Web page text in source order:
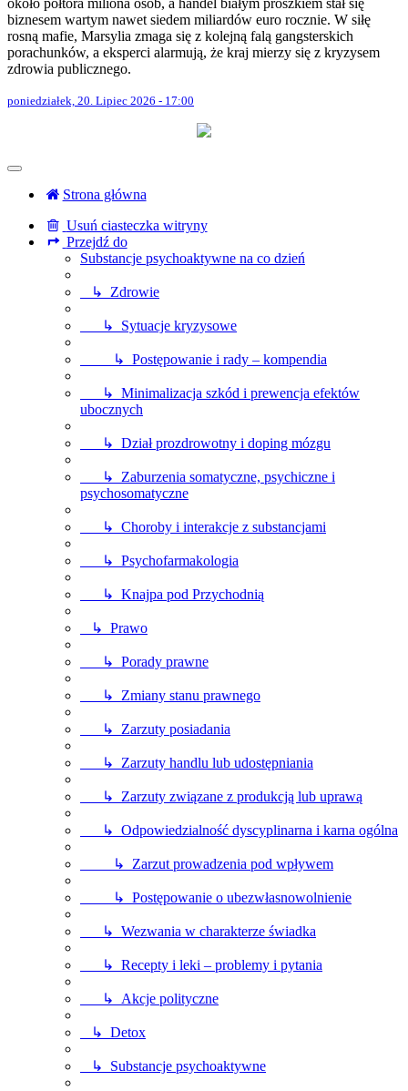
około półtora miliona osób, a handel białym proszkiem stał się
biznesem wartym nawet siedem miliardów euro rocznie. W siłę
rosną mafie, Marsylia zmaga się z kolejną falą gangsterskich
porachunków, a eksperci alarmują, że kraj mierzy się z kryzysem
zdrowia publicznego.
poniedziałek, 20. Lipiec 2026 - 17:00
Strona główna
Usuń ciasteczka witryny
Przejdź do
Substancje psychoaktywne na co dzień
↳ Zdrowie
↳ Sytuacje kryzysowe
↳ Postępowanie i rady – kompendia
↳ Minimalizacja szkód i prewencja efektów
ubocznych
↳ Dział prozdrowotny i doping mózgu
↳ Zaburzenia somatyczne, psychiczne i
psychosomatyczne
↳ Choroby i interakcje z substancjami
↳ Psychofarmakologia
↳ Knajpa pod Przychodnią
↳ Prawo
↳ Porady prawne
↳ Zmiany stanu prawnego
↳ Zarzuty posiadania
↳ Zarzuty handlu lub udostępniania
↳ Zarzuty związane z produkcją lub uprawą
↳ Odpowiedzialność dyscyplinarna i karna ogólna
↳ Zarzut prowadzenia pod wpływem
↳ Postępowanie o ubezwłasnowolnienie
↳ Wezwania w charakterze świadka
↳ Recepty i leki – problemy i pytania
↳ Akcje polityczne
↳ Detox
↳ Substancje psychoaktywne